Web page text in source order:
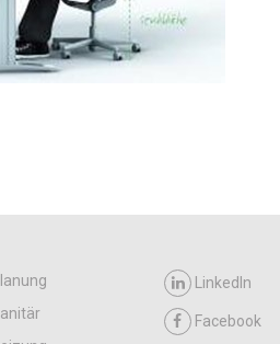
LinkedIn
Facebook